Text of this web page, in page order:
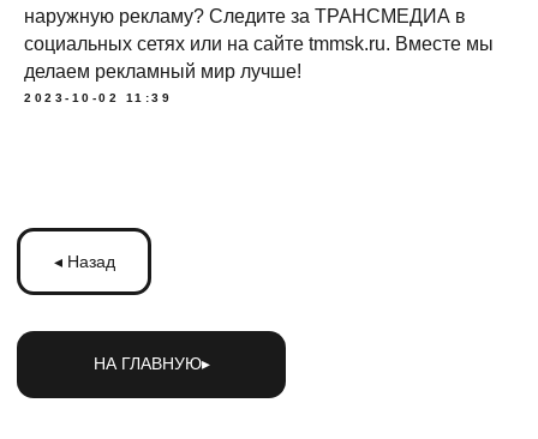
наружную рекламу? Следите за ТРАНСМЕДИА в
социальных сетях или на сайте tmmsk.ru. Вместе мы
делаем рекламный мир лучше!
2023-10-02 11:39
Нажимая кнопку 'Получить
консультацию', вы подтверждаете
соглашаетесь сПолитикой обработки
персональных данных
Оператор цифровой рекламы на мониторах в городском
+7 (495) 103-49-05 office@tmmsk.ru